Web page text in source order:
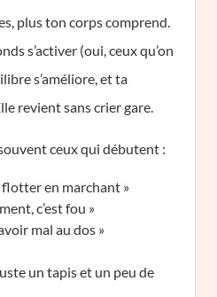
plus ton corps comprend.
s’activer (oui, ceux qu’on
s’améliore, et ta
revient sans crier gare.
ceux qui débutent :
flotter en marchant »
c’est fou »
mal au dos »
un tapis et un peu de